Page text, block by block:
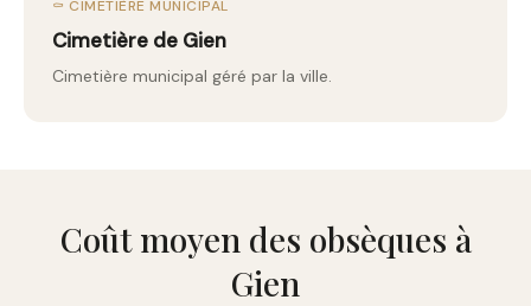
⚰️ CIMETIÈRE MUNICIPAL
Cimetière de Gien
Cimetière municipal géré par la ville.
Coût moyen des obsèques à
Gien